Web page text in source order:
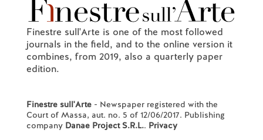
Finestre sull'Arte is one of the most followed
journals in the field, and to the online version it
combines, from 2019, also a quarterly paper
edition.
Finestre sull'Arte- Newspaper registered with the
Court of Massa, aut. no. 5 of 12/06/2017. Publishing
company Danae Project S.R.L.. Privacy